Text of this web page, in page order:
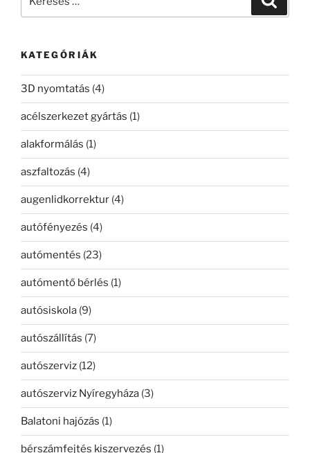
KATEGÓRIÁK
3D nyomtatás (4)
acélszerkezet gyártás (1)
alakformálás (1)
aszfaltozás (4)
augenlidkorrektur (4)
autófényezés (4)
autómentés (23)
autómentő bérlés (1)
autósiskola (9)
autószállítás (7)
autószerviz (12)
autószerviz Nyíregyháza (3)
Balatoni hajózás (1)
bérszámfejtés kiszervezés (1)